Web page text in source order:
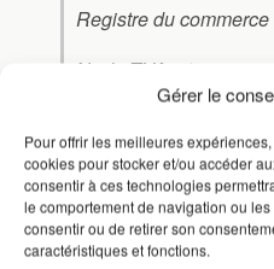
Gérer le
Pour offrir les meilleures
cookies pour stocker et/ou accéder
consentir à ces technologies
le comportement de navigation ou
consentir ou de retirer son
caractéristiques et fonctions.
Registre du
N° de TVA
FR63479696445
directeur de la
Droits d’auteur: